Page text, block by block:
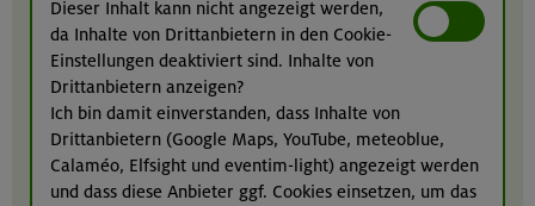
Dieser Inhalt kann nicht angezeigt werden,
da Inhalte von Drittanbietern in den Cookie-
Einstellungen deaktiviert sind. Inhalte von
Drittanbietern anzeigen?
Ich bin damit einverstanden, dass Inhalte von
Drittanbietern (Google Maps, YouTube, meteoblue,
Calaméo, Elfsight und eventim-light) angezeigt werden
und dass diese Anbieter ggf. Cookies einsetzen, um das